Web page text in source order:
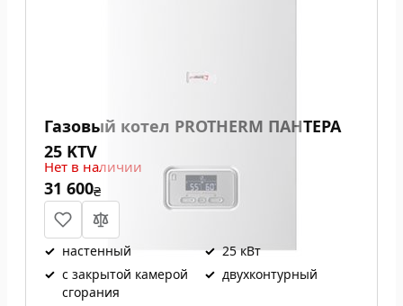
Газовый котел PROTHERM ПАНТЕРА
25 KTV
Нет в наличии
31 600₴
✓ настенный ✓ 25 кВт
✓ с закрытой камерой
сгорания
✓ двухконтурный